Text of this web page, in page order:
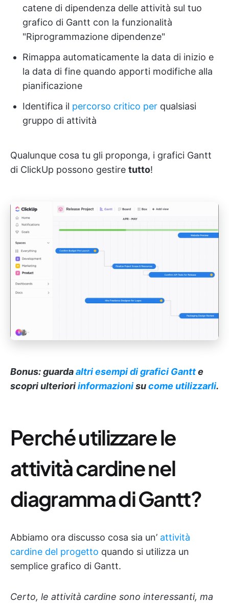
catene di dipendenza delle attività sul tuo
grafico di Gantt con la funzionalità
"Riprogrammazione dipendenze"
Rimappa automaticamente la data di inizio e
la data di fine quando apporti modifiche alla
pianificazione
Identifica il percorso critico per qualsiasi
gruppo di attività
Qualunque cosa tu gli proponga, i grafici Gantt
di ClickUp possono gestire tutto!
Bonus: guardaaltri esempi di grafici Gantte
scopri ulterioriinformazionisucome utilizzarli.
Perché utilizzare le
attività cardine nel
diagramma di Gantt?
Abbiamo ora discusso cosa sia un’ attività
cardine del progetto quando si utilizza un
semplice grafico di Gantt.
Certo, le attività cardine sono interessanti, ma